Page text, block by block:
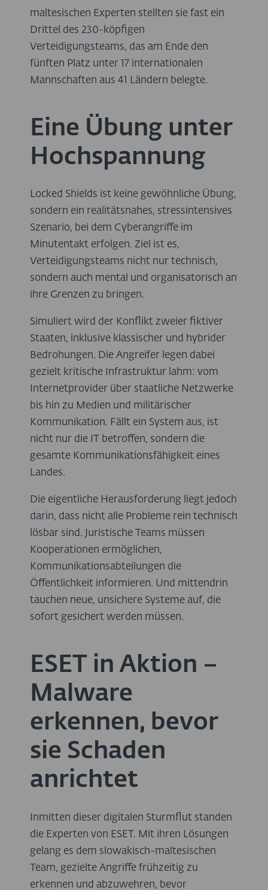
maltesischen Experten stellten sie fast ein
Drittel des 230-köpfigen
Verteidigungsteams, das am Ende den
fünften Platz unter 17 internationalen
Mannschaften aus 41 Ländern belegte.
Eine Übung unter
Hochspannung
Locked Shields ist keine gewöhnliche Übung,
sondern ein realitätsnahes, stressintensives
Szenario, bei dem Cyberangriffe im
Minutentakt erfolgen. Ziel ist es,
Verteidigungsteams nicht nur technisch,
sondern auch mental und organisatorisch an
ihre Grenzen zu bringen.
Simuliert wird der Konflikt zweier fiktiver
Staaten, inklusive klassischer und hybrider
Bedrohungen. Die Angreifer legen dabei
gezielt kritische Infrastruktur lahm: vom
Internetprovider über staatliche Netzwerke
bis hin zu Medien und militärischer
Kommunikation. Fällt ein System aus, ist
nicht nur die IT betroffen, sondern die
gesamte Kommunikationsfähigkeit eines
Landes.
Die eigentliche Herausforderung liegt jedoch
darin, dass nicht alle Probleme rein technisch
lösbar sind. Juristische Teams müssen
Kooperationen ermöglichen,
Kommunikationsabteilungen die
Öffentlichkeit informieren. Und mittendrin
tauchen neue, unsichere Systeme auf, die
sofort gesichert werden müssen.
ESET in Aktion –
Malware
erkennen, bevor
sie Schaden
anrichtet
Inmitten dieser digitalen Sturmflut standen
die Experten von ESET. Mit ihren Lösungen
gelang es dem slowakisch-maltesischen
Team, gezielte Angriffe frühzeitig zu
erkennen und abzuwehren, bevor